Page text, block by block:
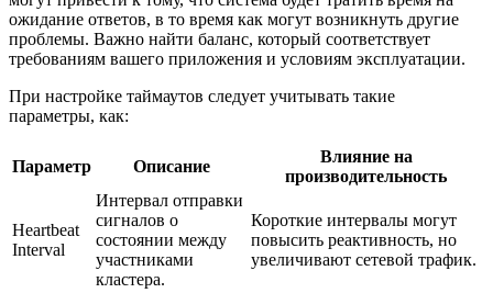
ожидание ответов, в то время как могут возникнуть другие
проблемы. Важно найти баланс, который соответствует
требованиям вашего приложения и условиям эксплуатации.
При настройке таймаутов следует учитывать такие
параметры, как:
Параметр Описание
Влияние на
производительность
Heartbeat
Interval
Интервал отправки
сигналов о
состоянии между
участниками
кластера.
Короткие интервалы могут
повысить реактивность, но
увеличивают сетевой трафик.